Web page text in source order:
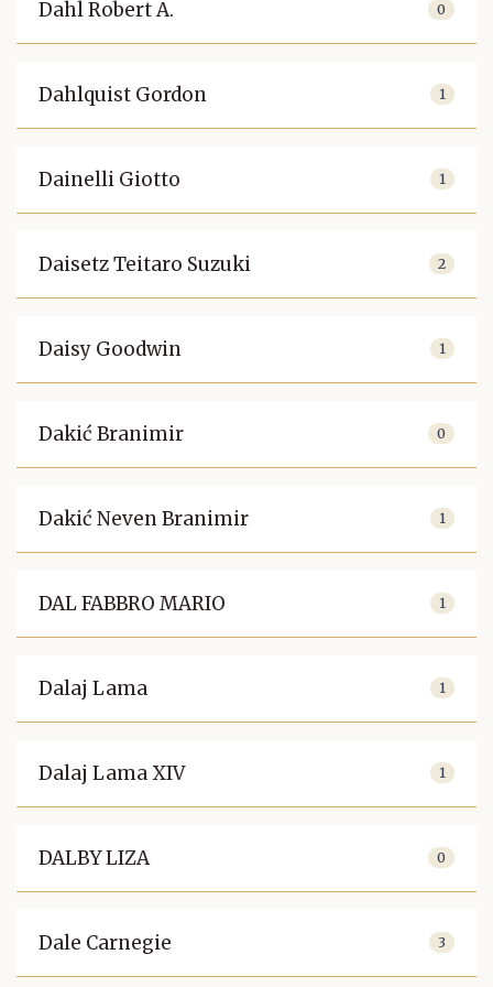
Dahl Robert A. 0
Dahlquist Gordon 1
Dainelli Giotto 1
Daisetz Teitaro Suzuki 2
Daisy Goodwin 1
Dakić Branimir 0
Dakić Neven Branimir 1
DAL FABBRO MARIO 1
Dalaj Lama 1
Dalaj Lama XIV 1
DALBY LIZA 0
Dale Carnegie 3